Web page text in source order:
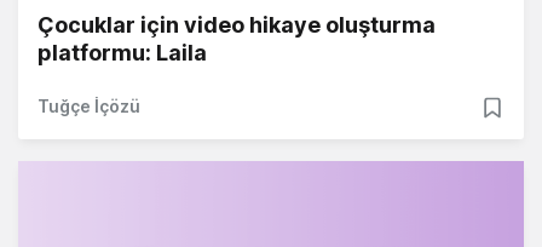
Çocuklar için video hikaye oluşturma
platformu: Laila
Tuğçe İçözü